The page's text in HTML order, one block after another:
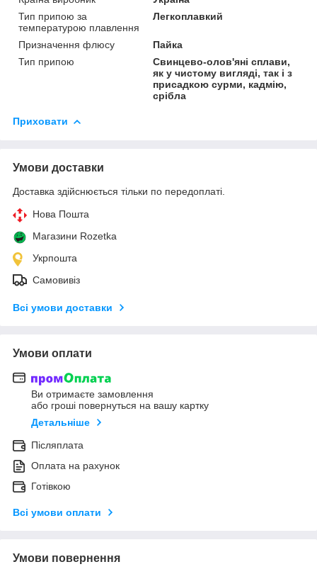
Тип припою за
температурою плавлення
Легкоплавкий
Призначення флюсу
Пайка
Тип припою
Свинцево-олов'яні сплави,
як у чистому вигляді, так і з
присадкою сурми, кадмію,
срібла
Приховати
Умови доставки
Доставка здійснюється тільки по передоплаті.
Нова Пошта
Магазини Rozetka
Укрпошта
Самовивіз
Всі умови доставки
Умови оплати
Ви отримаєте замовлення
або гроші повернуться на вашу картку
Детальніше
Післяплата
Оплата на рахунок
Готівкою
Всі умови оплати
Умови повернення